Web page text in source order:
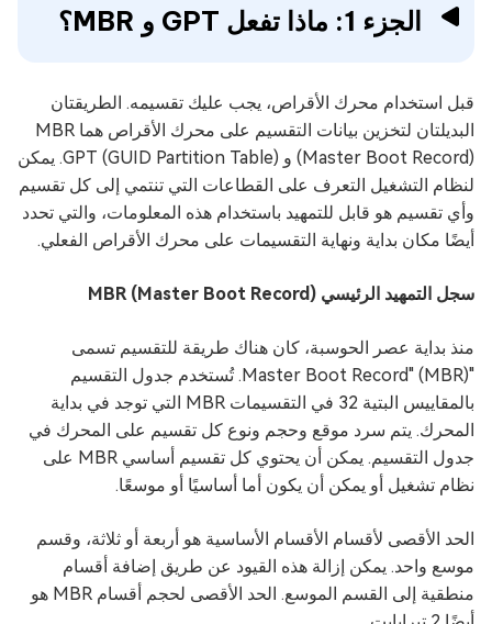
الجزء 1: ماذا تفعل GPT و MBR؟
قبل استخدام محرك الأقراص، يجب عليك تقسيمه. الطريقتان
البديلتان لتخزين بيانات التقسيم على محرك الأقراص هما MBR
(Master Boot Record) و GPT (GUID Partition Table). يمكن
لنظام التشغيل التعرف على القطاعات التي تنتمي إلى كل تقسيم
وأي تقسيم هو قابل للتمهيد باستخدام هذه المعلومات، والتي تحدد
أيضًا مكان بداية ونهاية التقسيمات على محرك الأقراص الفعلي.
سجل التمهيد الرئيسي MBR (Master Boot Record)
منذ بداية عصر الحوسبة، كان هناك طريقة للتقسيم تسمى
"Master Boot Record" (MBR). تُستخدم جدول التقسيم
بالمقاييس البتية 32 في التقسيمات MBR التي توجد في بداية
المحرك. يتم سرد موقع وحجم ونوع كل تقسيم على المحرك في
جدول التقسيم. يمكن أن يحتوي كل تقسيم أساسي MBR على
نظام تشغيل أو يمكن أن يكون أما أساسيًا أو موسعًا.
الحد الأقصى لأقسام الأقسام الأساسية هو أربعة أو ثلاثة، وقسم
موسع واحد. يمكن إزالة هذه القيود عن طريق إضافة أقسام
منطقية إلى القسم الموسع. الحد الأقصى لحجم أقسام MBR هو